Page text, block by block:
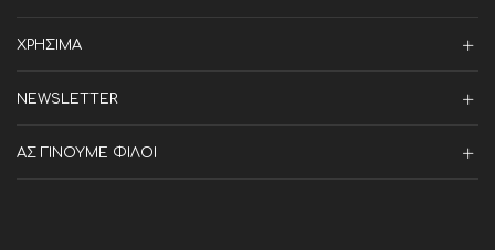
ΧΡΗΣΙΜΑ
NEWSLETTER
ΑΣ ΓΙΝΟΥΜΕ ΦΙΛΟΙ